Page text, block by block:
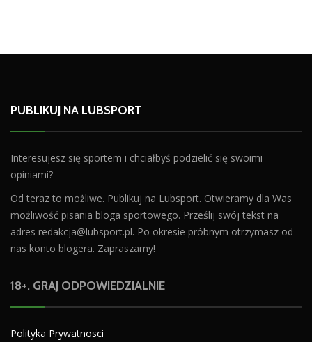
PUBLIKUJ NA LUBSPORT
Interesujesz się sportem i chciałbyś podzielić się swoimi
opiniami?
Od teraz to możliwe. Publikuj na Lubsport. Otwieramy dla Was
możliwość pisania bloga sportowego. Prześlij swój tekst na
adres redakcja@lubsport.pl. Po okresie próbnym otrzymasz od
nas konto blogera. Zapraszamy!
18+. GRAJ ODPOWIEDZIALNIE
Polityka Prywatnosci